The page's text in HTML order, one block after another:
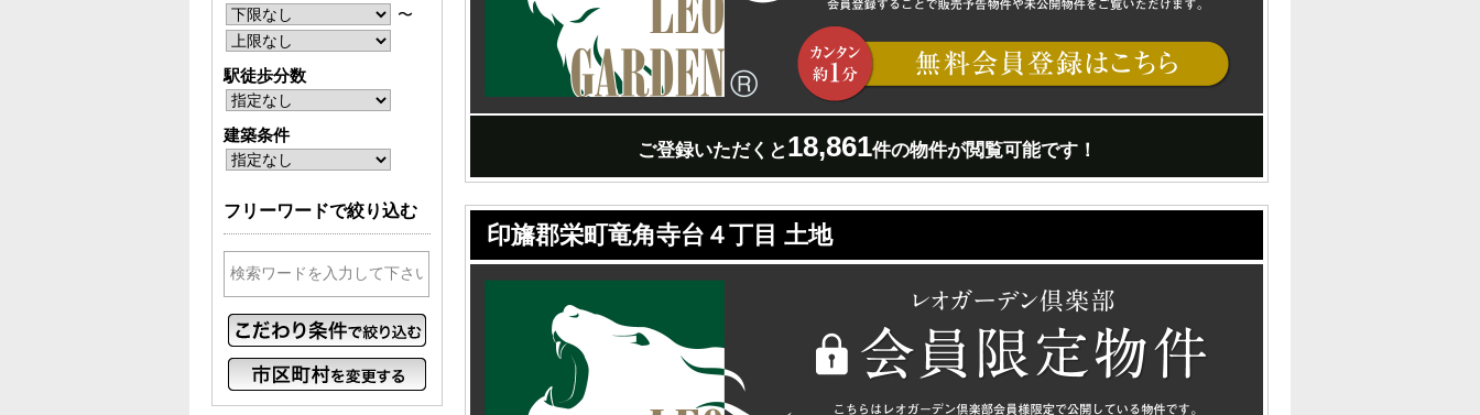
ご登録いただくと18,861件の物件が閲覧可能です！
印旛郡栄町竜角寺台４丁目 土地
〜
駅徒歩分数
建築条件
フリーワードで絞り込む